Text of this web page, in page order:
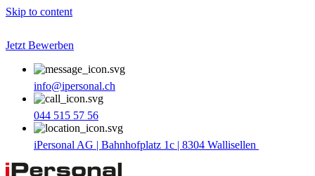
Skip to content
Jetzt Bewerben
info@ipersonal.ch
044 515 57 56
iPersonal AG | Bahnhofplatz 1c | 8304 Wallisellen